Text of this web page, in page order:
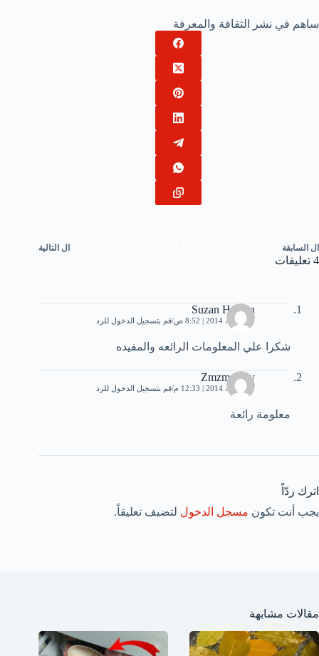
ساهم في نشر الثقافة والمعرفة
ال السابقة ال التالية
4 تعليقات
Suzan Hassen
12 أبريل، 2014 | 8:52 ص قم بتسجيل الدخول للرد
شكرا علي المعلومات الرائعه والمفيده
Zmzm Adly
13 أبريل، 2014 | 12:33 م قم بتسجيل الدخول للرد
معلومة رائعة
اترك ردّاً
يجب أنت تكون مسجل الدخول لتضيف تعليقاً.
مقالات مشابهة